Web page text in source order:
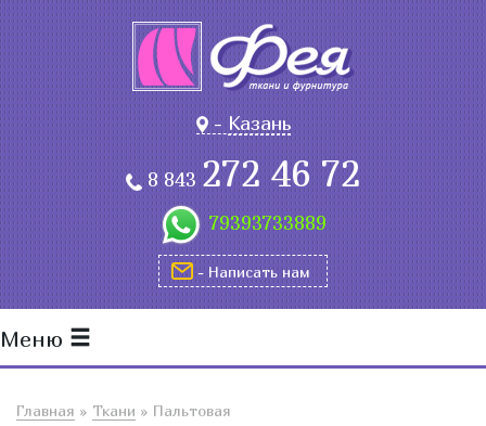
-Казань
8 843272 46 72
79393733889
- Написать нам
Меню
Главная » Ткани » Пальтовая